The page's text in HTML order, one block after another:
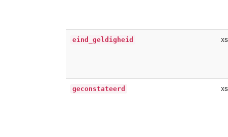
eind_geldigheid
geconstateerd